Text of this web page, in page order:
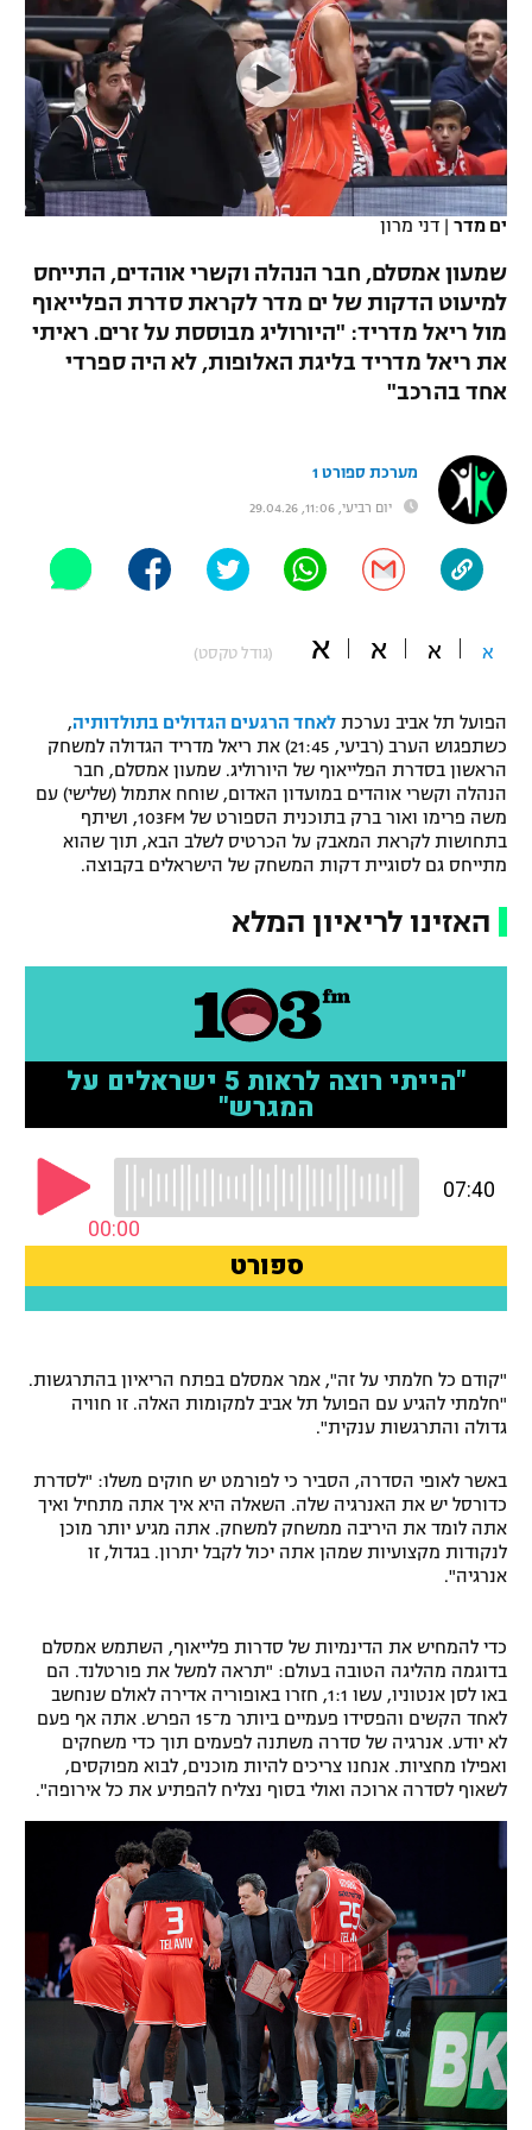
VOD
רץ ברשת
תוצאות
לוח שידורים
ברחבה
"מעל הליגה" – פודקאסט
"מחצית בשכונה" – פודקאסט
משתתפים וזוכים בפרסים
תקנון משתתפים וזוכים בפרסים
תקנון עבור פעילות אלקטרה
תקנון עבור פעילות ספורט 1 – "מרלן"
טניס
גיימינג E-Sports
מדיניות פרטיות
רשיון להקרנה פומבית לבית עסק
לוח דרושים – ג'ובנט
נבחרת ישראל
מכבי חיפה
בית"ר ירושלים
מכבי תל אביב
הפועל חיפה
הפועל באר שבע
בני יהודה
ליגה ספרדית
ליגה איטלקית
ליגה צרפתית
ליגה הולנדית
ליגה טורקית
ליגה סינית
ליגה ברזילאית
ליגות נוספות
כדורסל נשים
מכבי תל אביב
הפועל חולון
הפועל ירושלים
יורוליג
יורוקאפ
טניס
כדוריד
כדורעף
שחייה
ג'ודו
אגרוף
UFC
היאבקות WWE
אופניים
ספורט מוטורי
פוטבול אמריקאי NFL
בייסבול MLB
ספורט אתגרי ואקסטרים
אומנויות לחימה
ים מדר | דני מרון
שמעון אמסלם, חבר הנהלה וקשרי אוהדים, התייחס
למיעוט הדקות של ים מדר לקראת סדרת הפלייאוף
מול ריאל מדריד: "היורוליג מבוססת על זרים. ראיתי
את ריאל מדריד בליגת האלופות, לא היה ספרדי
אחד בהרכב"
מערכת ספורט 1
יום רביעי, 11:06, 29.04.26
א א א א (גודל טקסט)
הפועל תל אביב נערכת לאחד הרגעים הגדולים בתולדותיה,
כשתפגוש הערב (רביעי, 21:45) את ריאל מדריד הגדולה למשחק
הראשון בסדרת הפלייאוף של היורוליג. שמעון אמסלם, חבר
הנהלה וקשרי אוהדים במועדון האדום, שוחח אתמול (שלישי) עם
משה פרימו ואור ברק בתוכנית הספורט של 103FM, ושיתף
בתחושות לקראת המאבק על הכרטיס לשלב הבא, תוך שהוא
מתייחס גם לסוגיית דקות המשחק של הישראלים בקבוצה.
האזינו לריאיון המלא
"קודם כל חלמתי על זה", אמר אמסלם בפתח הריאיון בהתרגשות.
"חלמתי להגיע עם הפועל תל אביב למקומות האלה. זו חוויה
גדולה והתרגשות ענקית".
באשר לאופי הסדרה, הסביר כי לפורמט יש חוקים משלו: "לסדרת
כדורסל יש את האנרגיה שלה. השאלה היא איך אתה מתחיל ואיך
אתה לומד את היריבה ממשחק למשחק. אתה מגיע יותר מוכן
לנקודות מקצועיות שמהן אתה יכול לקבל יתרון. בגדול, זו
אנרגיה".
כדי להמחיש את הדינמיות של סדרות פלייאוף, השתמש אמסלם
בדוגמה מהליגה הטובה בעולם: "תראה למשל את פורטלנד. הם
באו לסן אנטוניו, עשו 1:1, חזרו באופוריה אדירה לאולם שנחשב
לאחד הקשים והפסידו פעמיים ביותר מ־15 הפרש. אתה אף פעם
לא יודע. אנרגיה של סדרה משתנה לפעמים תוך כדי משחקים
ואפילו מחציות. אנחנו צריכים להיות מוכנים, לבוא מפוקסים,
לשאוף לסדרה ארוכה ואולי בסוף נצליח להפתיע את כל אירופה".